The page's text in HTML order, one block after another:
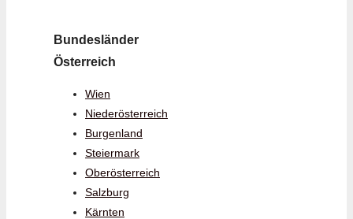
Bundesländer
Österreich
Wien
Niederösterreich
Burgenland
Steiermark
Oberösterreich
Salzburg
Kärnten